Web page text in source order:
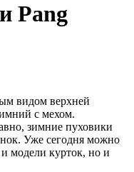
Pang
видом верхней
с мехом.
зимние пуховики
Уже сегодня можно
модели курток, но и